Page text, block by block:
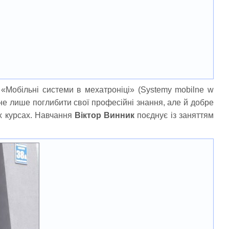
системи в мехатроніці» (Systemy mobilne w
лише поглибити свої професійні знання, але й добре
курсах. Навчання Віктор Винник поєднує із заняттям